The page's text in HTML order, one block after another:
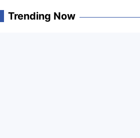
Trending Now